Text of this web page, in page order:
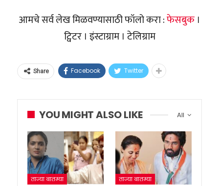
आमचे सर्व लेख मिळवण्यासाठी फॉलो करा :फेसबुक ।
ट्विटर । इंस्टाग्राम । टेलिग्राम
Share Facebook Twitter
All
YOU MIGHT ALSO LIKE
ताज्या बातम्या ताज्या बातम्या